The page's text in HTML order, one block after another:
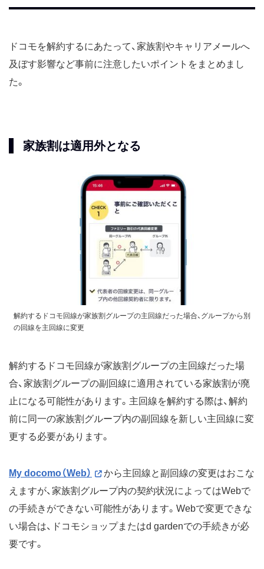
ドコモを解約するにあたって、家族割やキャリアメールへ
及ぼす影響など事前に注意したいポイントをまとめまし
た。
家族割は適用外となる
解約するドコモ回線が家族割グループの主回線だった場合、グループから別
の回線を主回線に変更
解約するドコモ回線が家族割グループの主回線だった場
合、家族割グループの副回線に適用されている家族割が廃
止になる可能性があります。主回線を解約する際は、解約
前に同一の家族割グループ内の副回線を新しい主回線に変
更する必要があります。
My docomo（Web）
から主回線と副回線の変更はおこな
えますが、家族割グループ内の契約状況によってはWebで
の手続きができない可能性があります。Webで変更できな
い場合は、ドコモショップまたはd gardenでの手続きが必
要です。